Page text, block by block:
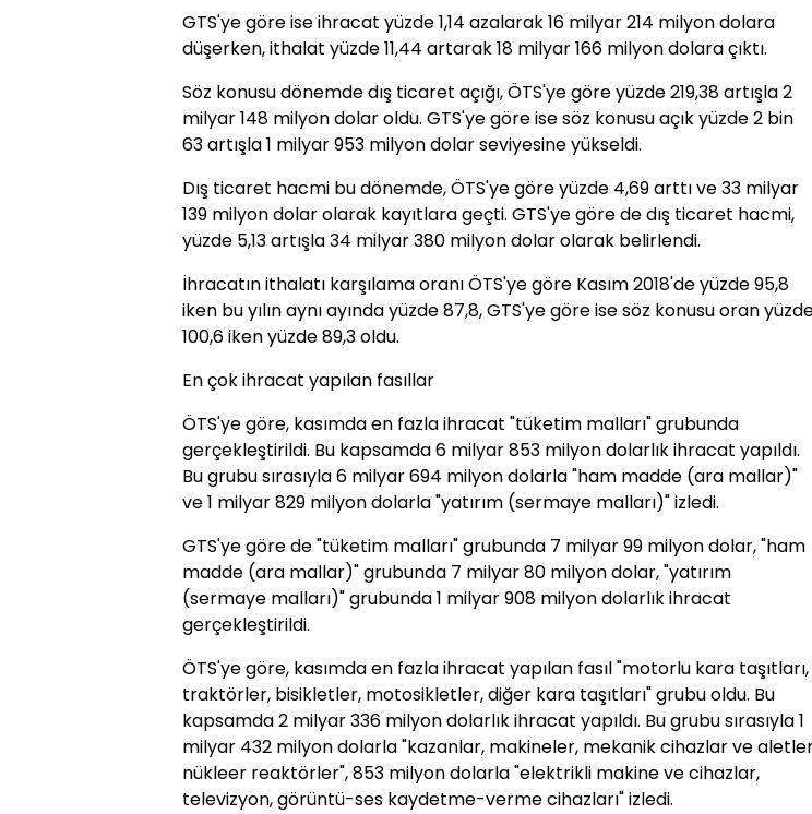
GTS'ye göre ise ihracat yüzde 1,14 azalarak 16 milyar 214 milyon dolara
düşerken, ithalat yüzde 11,44 artarak 18 milyar 166 milyon dolara çıktı.
Söz konusu dönemde dış ticaret açığı, ÖTS'ye göre yüzde 219,38 artışla 2
milyar 148 milyon dolar oldu. GTS'ye göre ise söz konusu açık yüzde 2 bin
63 artışla 1 milyar 953 milyon dolar seviyesine yükseldi.
Dış ticaret hacmi bu dönemde, ÖTS'ye göre yüzde 4,69 arttı ve 33 milyar
139 milyon dolar olarak kayıtlara geçti. GTS'ye göre de dış ticaret hacmi,
yüzde 5,13 artışla 34 milyar 380 milyon dolar olarak belirlendi.
İhracatın ithalatı karşılama oranı ÖTS'ye göre Kasım 2018'de yüzde 95,8
iken bu yılın aynı ayında yüzde 87,8, GTS'ye göre ise söz konusu oran
100,6 iken yüzde 89,3 oldu.
En çok ihracat yapılan fasıllar
ÖTS'ye göre, kasımda en fazla ihracat "tüketim malları" grubunda
gerçekleştirildi. Bu kapsamda 6 milyar 853 milyon dolarlık ihracat yapıldı.
Bu grubu sırasıyla 6 milyar 694 milyon dolarla "ham madde (ara mallar)"
ve 1 milyar 829 milyon dolarla "yatırım (sermaye malları)" izledi.
GTS'ye göre de "tüketim malları" grubunda 7 milyar 99 milyon dolar, "ham
madde (ara mallar)" grubunda 7 milyar 80 milyon dolar, "yatırım
(sermaye malları)" grubunda 1 milyar 908 milyon dolarlık ihracat
gerçekleştirildi.
ÖTS'ye göre, kasımda en fazla ihracat yapılan fasıl "motorlu kara taşıtları,
traktörler, bisikletler, motosikletler, diğer kara taşıtları" grubu oldu. Bu
kapsamda 2 milyar 336 milyon dolarlık ihracat yapıldı. Bu grubu sırasıyla 1
milyar 432 milyon dolarla "kazanlar, makineler, mekanik cihazlar ve
nükleer reaktörler", 853 milyon dolarla "elektrikli makine ve cihazlar,
televizyon, görüntü-ses kaydetme-verme cihazları" izledi.